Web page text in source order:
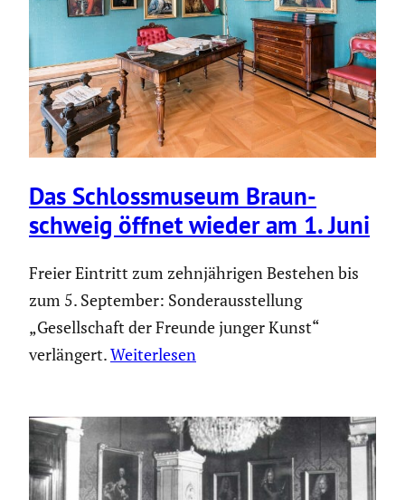
Das Schloss­mu­seum Braun­
schweig öffnet wieder am 1. Juni
Freier Eintritt zum zehnjährigen Bestehen bis
zum 5. September: Sonderausstellung
„Gesellschaft der Freunde junger Kunst“
verlängert.Weiterlesen